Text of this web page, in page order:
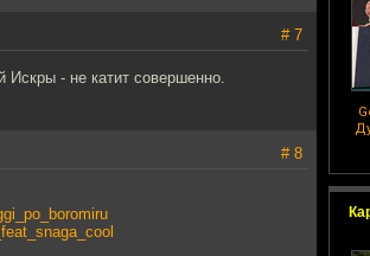
# 7
Искры - не катит совершенно.
# 8